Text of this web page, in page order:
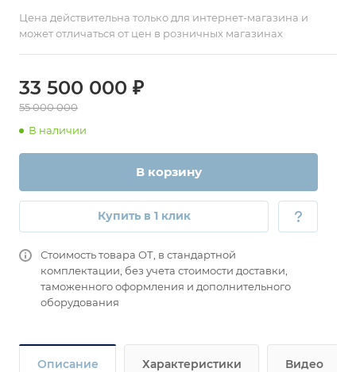
Цена действительна только для интернет-магазина и
может отличаться от цен в розничных магазинах
33 500 000 ₽
55 000 000
В наличии
В корзину
Купить в 1 клик
Стоимость товара ОТ, в стандартной
комплектации, без учета стоимости доставки,
таможенного оформления и дополнительного
оборудования
Описание Характеристики Видео